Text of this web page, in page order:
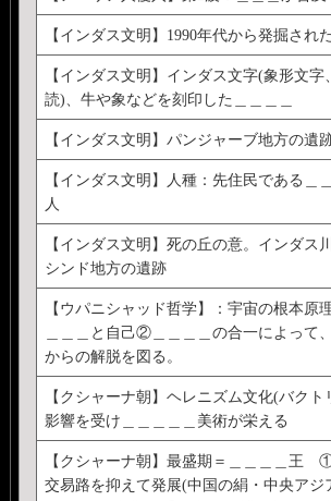
【インダス文明】1990年代から発掘され
【インダス文明】インダス文字(象形文字
読)、牛や象などを刻印した＿＿＿＿
【インダス文明】パンジャーブ地方の遺
【インダス文明】人種：先住民である＿＿
人
【インダス文明】死の丘の意。インダス
シンド地方の遺跡
【ウパニシャッド哲学】：宇宙の根本原
＿＿＿と自己②＿＿＿＿の合一によって
からの解脱を図る。
【クシャーナ朝】ヘレニズム文化(バクト
影響を受け＿＿＿＿＿美術が栄える
【クシャーナ朝】最盛期＝＿＿＿＿王
交易路を抑えて発展(中国の絹・中央アジ